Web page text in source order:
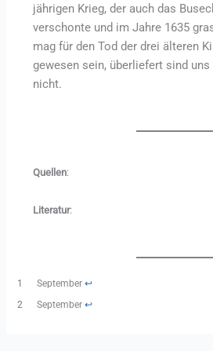
jährigen Krieg, der auch das
verschonte und im Jahre 1635
mag für den Tod der drei älteren
gewesen sein, überliefert sind
nicht.
Quellen:
Literatur:
1 September ↩︎
2
September ↩︎